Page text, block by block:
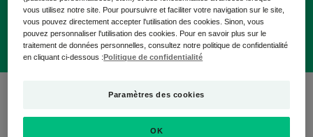
1 résultat pour "Soins nettoyants, soins
démaquillants"
vous utilisez notre site. Pour poursuivre et faciliter votre navigation sur le site,
vous pouvez directement accepter l'utilisation des cookies. Sinon, vous
pouvez personnaliser l'utilisation des cookies. Pour en savoir plus sur le
traitement de données personnelles, consultez notre politique de confidentialité
en cliquant ci-dessous :Politique de confidentialité
Paramètres des cookies
OK